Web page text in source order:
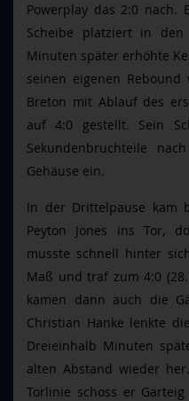
Powerplay das 2:0 nach.
Scheibe platziert in den
Minuten später erhöhte
seinen eigenen
Breton mit Ablauf des
auf 4:0 gestellt. Sein
Sekundenbruchteile
Gehäuse ein.
In der Drittelpause kam
Peyton Jones ins Tor,
musste schnell hinter
Maß und traf zum 4:0
kamen dann auch die
Christian Hanke lenkte
Dreieinhalb Minuten
alten Abstand wieder
Torlinie schoss er